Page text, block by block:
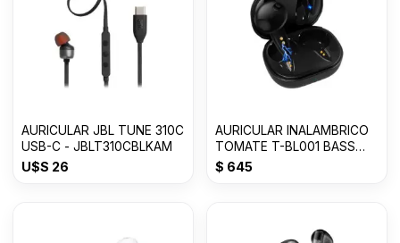
AURICULAR JBL TUNE 310C
USB-C - JBLT310CBLKAM
U$S 26
AURICULAR INALAMBRICO
TOMATE T-BL001 BASS
Con 50% OFF
$ 645